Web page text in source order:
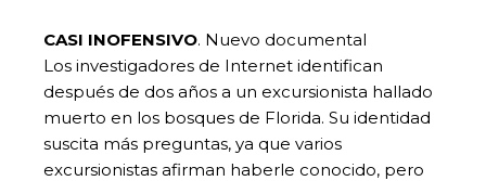
CASI INOFENSIVO. Nuevo documental
Los investigadores de Internet identifican
después de dos años a un excursionista hallado
muerto en los bosques de Florida. Su identidad
suscita más preguntas, ya que varios
excursionistas afirman haberle conocido, pero